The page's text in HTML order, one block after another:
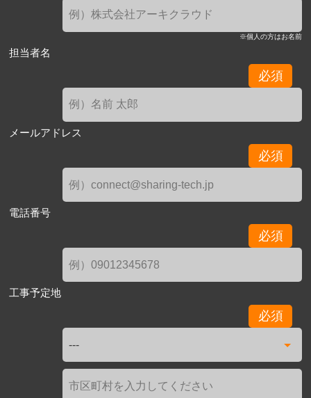
※個人の方はお名前
担当者名
必須
メールアドレス
必須
電話番号
必須
工事予定地
必須